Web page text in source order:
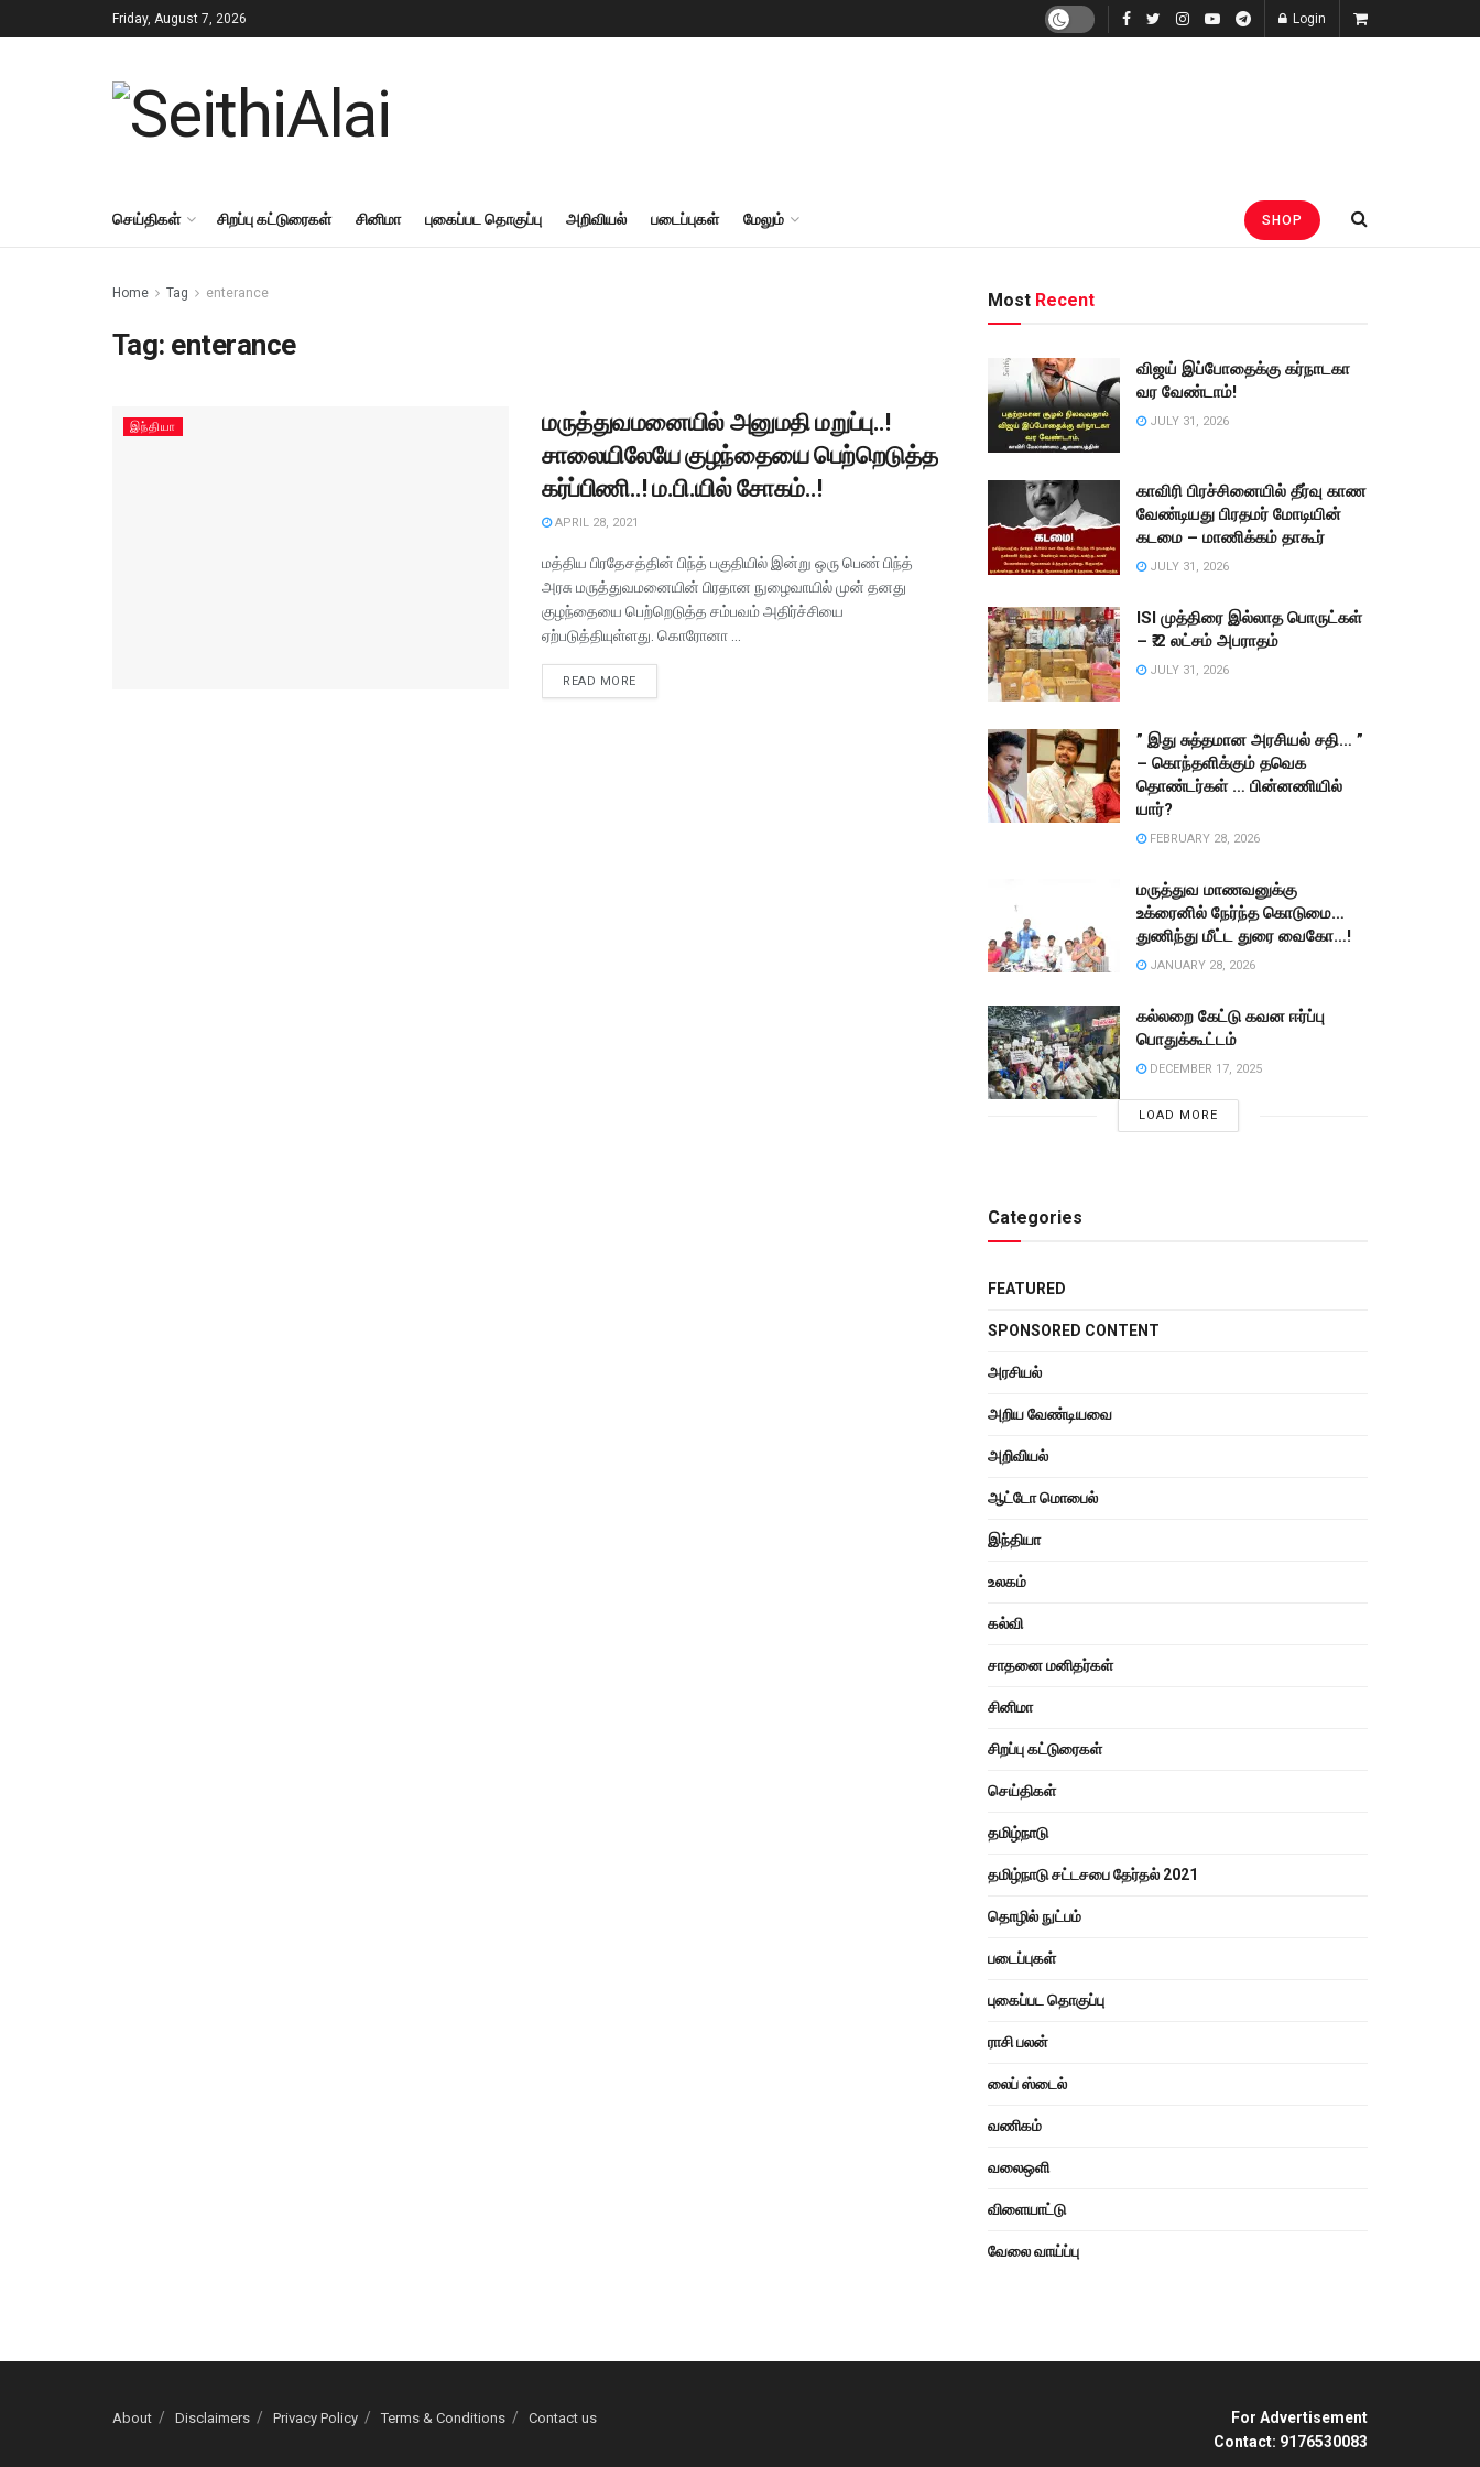
Friday, August 7, 2026 Login
செய்திகள் சிறப்பு கட்டுரைகள் சினிமா புகைப்பட தொகுப்பு அறிவியல் படைப்புகள் மேலும் SHOP
Home Tag enterance
Tag: enterance
இந்தியா
மருத்துவமனையில் அனுமதி மறுப்பு..!
சாலையிலேயே குழந்தையை பெற்றெடுத்த
கர்ப்பிணி..! ம.பி.யில் சோகம்..!
APRIL 28, 2021
மத்திய பிரதேசத்தின் பிந்த் பகுதியில் இன்று ஒரு பெண் பிந்த்
அரசு மருத்துவமனையின் பிரதான நுழைவாயில் முன் தனது
குழந்தையை பெற்றெடுத்த சம்பவம் அதிர்ச்சியை
ஏற்படுத்தியுள்ளது. கொரோனா ...
READ MORE
Most Recent
விஜய் இப்போதைக்கு கர்நாடகா
வர வேண்டாம்!
JULY 31, 2026
காவிரி பிரச்சினையில் தீர்வு காண
வேண்டியது பிரதமர் மோடியின்
கடமை – மாணிக்கம் தாகூர்
JULY 31, 2026
ISI முத்திரை இல்லாத பொருட்கள்
– ₹.2 லட்சம் அபராதம்
JULY 31, 2026
” இது சுத்தமான அரசியல் சதி… ”
– கொந்தளிக்கும் தவெக
தொண்டர்கள் … பின்னணியில்
யார்?
FEBRUARY 28, 2026
மருத்துவ மாணவனுக்கு
உக்ரைனில் நேர்ந்த கொடுமை…
துணிந்து மீட்ட துரை வைகோ…!
JANUARY 28, 2026
கல்லறை கேட்டு கவன ஈர்ப்பு
பொதுக்கூட்டம்
DECEMBER 17, 2025
LOAD MORE
Categories
FEATURED
SPONSORED CONTENT
அரசியல்
அறிய வேண்டியவை
அறிவியல்
ஆட்டோ மொபைல்
இந்தியா
உலகம்
கல்வி
சாதனை மனிதர்கள்
சினிமா
சிறப்பு கட்டுரைகள்
செய்திகள்
தமிழ்நாடு
தமிழ்நாடு சட்டசபை தேர்தல் 2021
தொழில் நுட்பம்
படைப்புகள்
புகைப்பட தொகுப்பு
ராசி பலன்
லைப் ஸ்டைல்
வணிகம்
வலைஒளி
விளையாட்டு
வேலை வாய்ப்பு
About Disclaimers Privacy Policy Terms & Conditions Contact us
For Advertisement
Contact: 9176530083